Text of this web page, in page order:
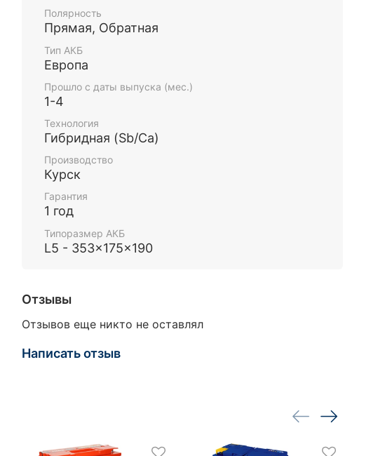
Полярность
Прямая, Обратная
Тип АКБ
Европа
Прошло с даты выпуска (мес.)
1-4
Технология
Гибридная (Sb/Ca)
Производство
Курск
Гарантия
1 год
Типоразмер АКБ
L5 - 353x175x190
Отзывы
Отзывов еще никто не оставлял
Написать отзыв